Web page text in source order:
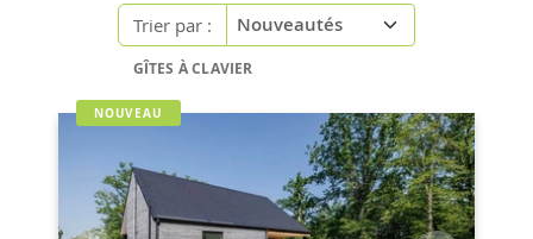
Trier par :
GÎTES À CLAVIER